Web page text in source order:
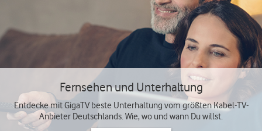
Fernsehen und Unterhaltung
Entdecke mit GigaTV beste Unterhaltung vom größten Kabel-TV-
Anbieter Deutschlands. Wie, wo und wann Du willst.